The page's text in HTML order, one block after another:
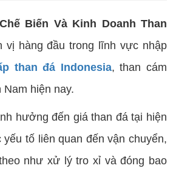
Biến Và Kinh Doanh Than
vị hàng đầu trong lĩnh vực nhập
than đá Indonesia, than cám
Nam hiện nay.
hưởng đến giá than đá tại hiện
yếu tố liên quan đến vận chuyển,
như xử lý tro xỉ và đóng bao